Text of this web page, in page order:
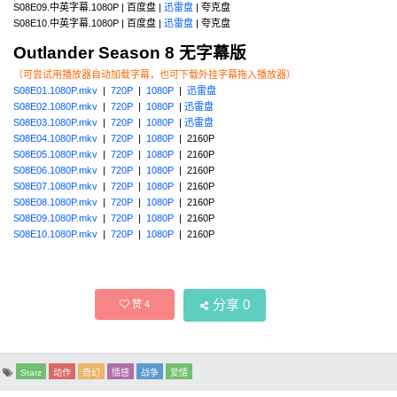
S08E09.中英字幕.1080P | 百度盘 | 迅雷盘 | 夸克盘
S08E10.中英字幕.1080P | 百度盘 | 迅雷盘 | 夸克盘
Outlander Season 8 无字幕版
（可尝试用播放器自动加载字幕，也可下载外挂字幕拖入播放器）
S08E01.1080P.mkv | 720P | 1080P | 迅雷盘
S08E02.1080P.mkv | 720P | 1080P | 迅雷盘
S08E03.1080P.mkv | 720P | 1080P | 迅雷盘
S08E04.1080P.mkv | 720P | 1080P | 2160P
S08E05.1080P.mkv | 720P | 1080P | 2160P
S08E06.1080P.mkv | 720P | 1080P | 2160P
S08E07.1080P.mkv | 720P | 1080P | 2160P
S08E08.1080P.mkv | 720P | 1080P | 2160P
S08E09.1080P.mkv | 720P | 1080P | 2160P
S08E10.1080P.mkv | 720P | 1080P | 2160P
赞4 分享 0
Starz 动作 奇幻 情感 战争 爱情